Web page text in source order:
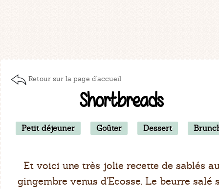
Retour sur la page d'accueil
Shortbreads
Petit déjeuner Goûter Dessert
Et voici une très jolie recette de sablés
gingembre venus d'Ecosse. Le beurre salé